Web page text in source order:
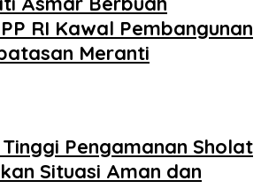
RI Kawal Pembangunan
Meranti
Pengamanan Sholat
Situasi Aman dan